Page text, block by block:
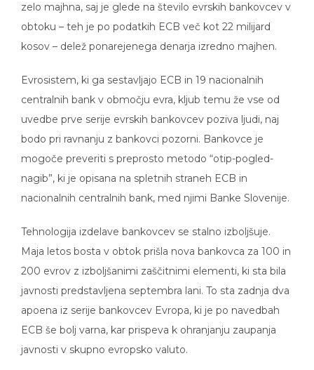
zelo majhna, saj je glede na število evrskih bankovcev v
obtoku – teh je po podatkih ECB več kot 22 milijard
kosov – delež ponarejenega denarja izredno majhen.
Evrosistem, ki ga sestavljajo ECB in 19 nacionalnih
centralnih bank v območju evra, kljub temu že vse od
uvedbe prve serije evrskih bankovcev poziva ljudi, naj
bodo pri ravnanju z bankovci pozorni. Bankovce je
mogoče preveriti s preprosto metodo “otip-pogled-
nagib”, ki je opisana na spletnih straneh ECB in
nacionalnih centralnih bank, med njimi Banke Slovenije.
Tehnologija izdelave bankovcev se stalno izboljšuje.
Maja letos bosta v obtok prišla nova bankovca za 100 in
200 evrov z izboljšanimi zaščitnimi elementi, ki sta bila
javnosti predstavljena septembra lani. To sta zadnja dva
apoena iz serije bankovcev Evropa, ki je po navedbah
ECB še bolj varna, kar prispeva k ohranjanju zaupanja
javnosti v skupno evropsko valuto.